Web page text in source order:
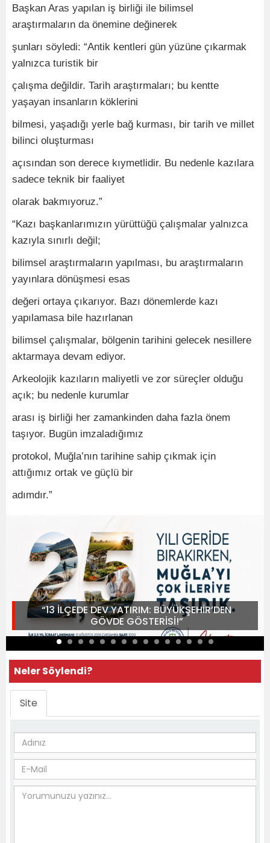
Başkan Aras yapılan iş birliği ile bilimsel
araştırmaların da önemine değinerek
şunları söyledi: “Antik kentleri gün yüzüne çıkarmak
yalnızca turistik bir
çalışma değildir. Tarih araştırmaları; bu kentte
yaşayan insanların köklerini
bilmesi, yaşadığı yerle bağ kurması, bir tarih ve millet
bilinci oluşturması
açısından son derece kıymetlidir. Bu nedenle kazılara
sadece teknik bir faaliyet
olarak bakmıyoruz.”
“Kazı başkanlarımızın yürüttüğü çalışmalar yalnızca
kazıyla sınırlı değil;
bilimsel araştırmaların yapılması, bu araştırmaların
yayınlara dönüşmesi esas
değeri ortaya çıkarıyor. Bazı dönemlerde kazı
yapılamasa bile hazırlanan
bilimsel çalışmalar, bölgenin tarihini gelecek nesillere
aktarmaya devam ediyor.
Arkeolojik kazıların maliyetli ve zor süreçler olduğu
açık; bu nedenle kurumlar
arası iş birliği her zamankinden daha fazla önem
taşıyor. Bugün imzaladığımız
protokol, Muğla’nın tarihine sahip çıkmak için
attığımız ortak ve güçlü bir
adımdır.”
“13 İLÇEDE DEV YATIRIM: BÜYÜKŞEHİR’DEN
GÖVDE GÖSTERİSİ!”
Neler Söylendi?
Site